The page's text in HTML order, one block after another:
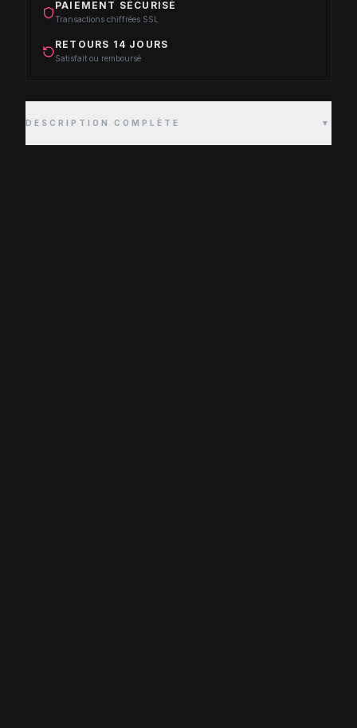
PAIEMENT SÉCURISÉ
Transactions chiffrées SSL
RETOURS 14 JOURS
Satisfait ou remboursé
DESCRIPTION COMPLÈTE ▼